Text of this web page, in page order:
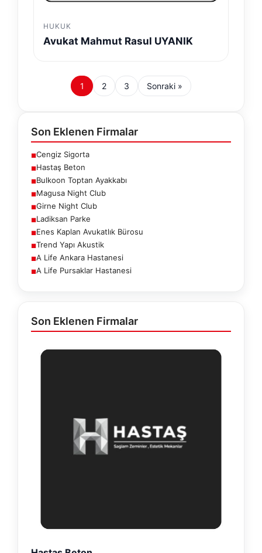
HUKUK
Avukat Mahmut Rasul UYANIK
1 2 3 Sonraki »
Son Eklenen Firmalar
■Cengiz Sigorta
■Hastaş Beton
■Bulkoon Toptan Ayakkabı
■Magusa Night Club
■Girne Night Club
■Ladiksan Parke
■Enes Kaplan Avukatlık Bürosu
■Trend Yapı Akustik
■A Life Ankara Hastanesi
■A Life Pursaklar Hastanesi
Son Eklenen Firmalar